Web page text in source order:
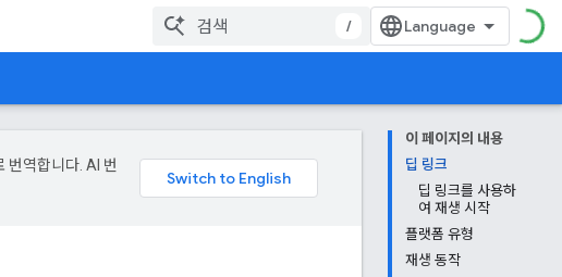
/
이 페이지의 내용
딥 링크
딥 링크를 사용하
여 재생 시작
플랫폼 유형
재생 동작
번역합니다. AI 번